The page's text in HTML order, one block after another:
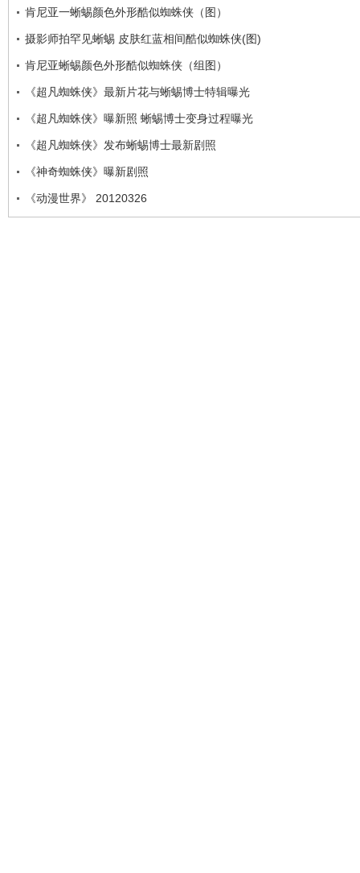
肯尼亚一蜥蜴颜色外形酷似蜘蛛侠（图）
摄影师拍罕见蜥蜴 皮肤红蓝相间酷似蜘蛛侠(图)
肯尼亚蜥蜴颜色外形酷似蜘蛛侠（组图）
《超凡蜘蛛侠》最新片花与蜥蜴博士特辑曝光
《超凡蜘蛛侠》曝新照 蜥蜴博士变身过程曝光
《超凡蜘蛛侠》发布蜥蜴博士最新剧照
《神奇蜘蛛侠》曝新剧照
《动漫世界》 20120326